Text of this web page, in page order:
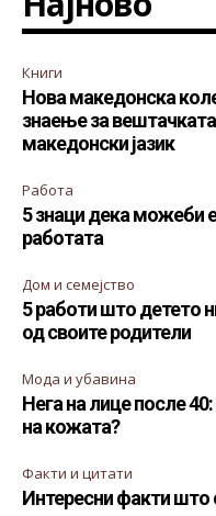
Книги
Нова македонска
знаење за
македонски јазик
Работа
5 знаци дека можеби
работата
Дом и семејство
5 работи што детето
од своите родители
Мода и убавина
Нега на лице после
на кожата?
Факти и цитати
Интересни факти што